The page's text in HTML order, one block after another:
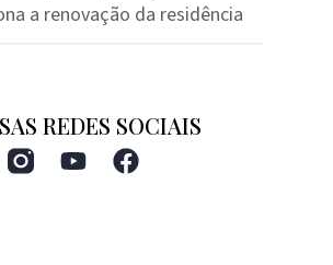
a renovação da residência
REDES SOCIAIS